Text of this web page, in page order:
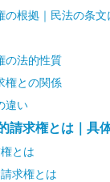
の根拠｜民法の条文
の法的性質
権との関係
違い
請求権とは｜具
とは
求権とは